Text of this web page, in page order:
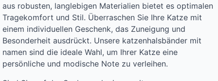
aus robusten, langlebigen Materialien bietet es optimalen
Tragekomfort und Stil. Überraschen Sie Ihre Katze mit
einem individuellen Geschenk, das Zuneigung und
Besonderheit ausdrückt. Unsere katzenhalsbänder mit
namen sind die ideale Wahl, um Ihrer Katze eine
persönliche und modische Note zu verleihen.